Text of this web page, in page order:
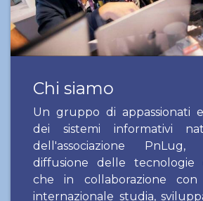
Chi siamo
Un gruppo di appassionati
dei sistemi informativi
dell'associazione
diffusione delle tecnologie
che in collaborazione
internazionale studia,